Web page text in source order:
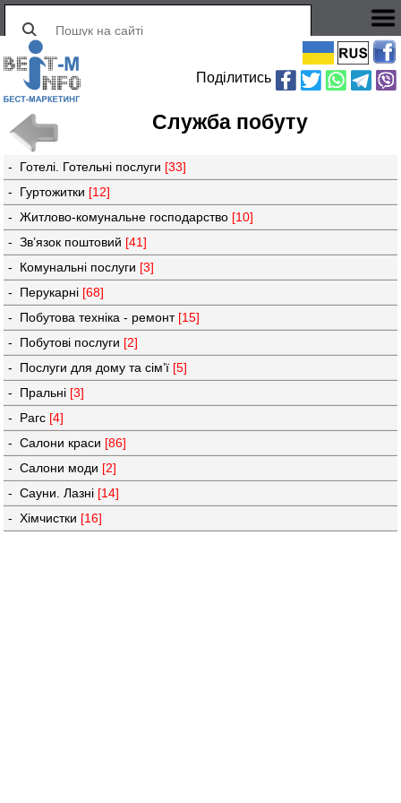
Поділитись
Служба побуту
- Готелі. Готельні послуги [33]
- Гуртожитки [12]
- Житлово-комунальне господарство [10]
- Зв’язок поштовий [41]
- Комунальні послуги [3]
- Перукарні [68]
- Побутова техніка - ремонт [15]
- Побутові послуги [2]
- Послуги для дому та сім’ї [5]
- Пральні [3]
- Рагс [4]
- Салони краси [86]
- Салони моди [2]
- Сауни. Лазні [14]
- Хімчистки [16]